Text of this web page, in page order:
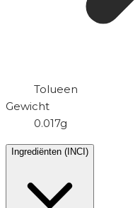
Tolueen
Gewicht
0.017g
Ingrediënten (INCI)